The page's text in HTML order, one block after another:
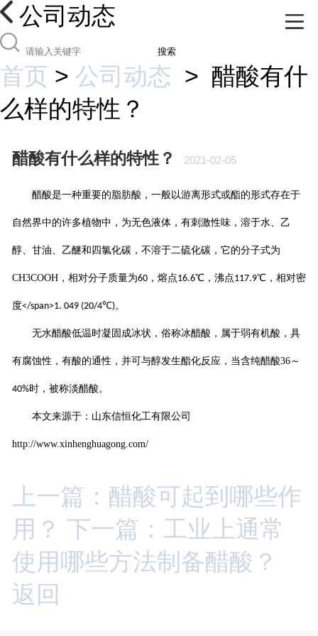
公司动态
搜索
首页 > 公司动态 > 醋酸有什
么样的特性？
醋酸有什么样的特性？ 2021-02-05
醋酸是一种重要的脂肪酸，一般以游离形式或酯的形式存在于
自然界中的许多植物中，为无色液体，有刺激性味， 溶于水、乙
醇、甘油、乙醚和四氯化碳，不溶于二硫化碳，它的分子式为
CH3COOH，相对分子质量为60，熔点16.6℃，沸点117.9℃，相对密
度</span>1. 049 (20/4℃)。
无水醋酸低温时凝固成冰状，俗称冰醋酸，属于弱有机酸，具
有腐蚀性，有酸的通性，并可与醇发生酯化反应，当含纯醋酸36～
40%时，被称淡醋酸。
本文来源于：山东信恒化工有限公司
http://www.xinhenghuagong.com/
上一篇：醋酸可起到哪些作
用？ 下一篇：工业上通常
使用哪些方法制备醋酸？
返回